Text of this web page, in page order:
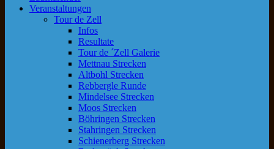
Veranstaltungen
Tour de Zell
Infos
Resultate
Tour de ´Zell Galerie
Mettnau Strecken
Altbohl Strecken
Rebbergle Runde
Mindelsee Strecken
Moos Strecken
Böhringen Strecken
Stahringen Strecken
Schienerberg Strecken